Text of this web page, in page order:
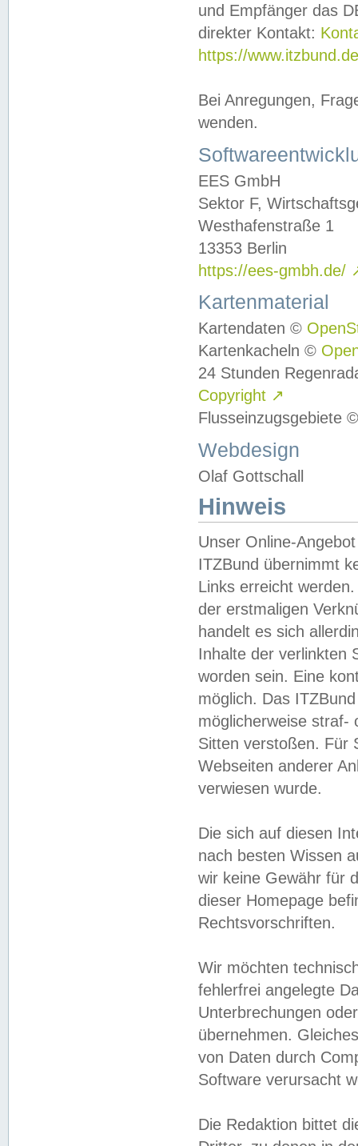
und Empfänger das
direkter Kontakt:
https://
Bei Anregungen,
wenden.
EES GmbH
Sektor F,
Westhafenstraße 1
13353 Berlin
https://ees-gmbh.de/
Kartenmaterial
Kartendaten ©
Kartenkacheln ©
24 Stunden
Copyright ↗
Flusseinzugsgebiete
Webdesign
Olaf Gottschall
Hinweis
Unser Online-
ITZBund übernimmt
Links erreicht
der erstmaligen
handelt es sich
Inhalte der verlinkten
worden sein. Eine
möglich. Das
möglicherweise straf-
Sitten verstoßen. Für
Webseiten anderer
verwiesen wurde.
Die sich auf diesen
nach besten Wissen
wir keine Gewähr für
dieser Homepage
Rechtsvorschriften.
Wir möchten
fehlerfrei angelegte
Unterbrechungen
übernehmen.
von Daten durch
Software verursacht
Die Redaktion bittet